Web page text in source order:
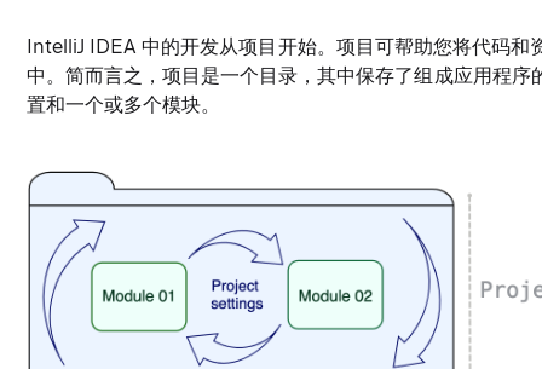
IntelliJ IDEA 中的开发从项目开始。项目可帮助您将代码和
中。简而言之，项目是一个目录，其中保存了组成应用程
置和一个或多个模块。